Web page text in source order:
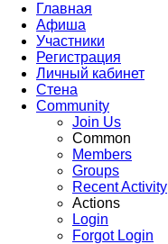
Главная
Афиша
Участники
Регистрация
Личный кабинет
Стена
Community
Join Us
Common
Members
Groups
Recent Activity
Actions
Login
Forgot Login